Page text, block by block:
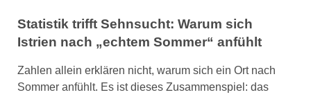
Statistik trifft Sehnsucht: Warum sich
Istrien nach „echtem Sommer“ anfühlt
Zahlen allein erklären nicht, warum sich ein Ort nach
Sommer anfühlt. Es ist dieses Zusammenspiel: das